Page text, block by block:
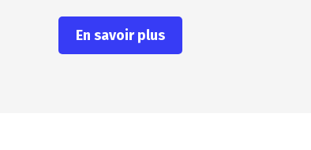
En savoir plus